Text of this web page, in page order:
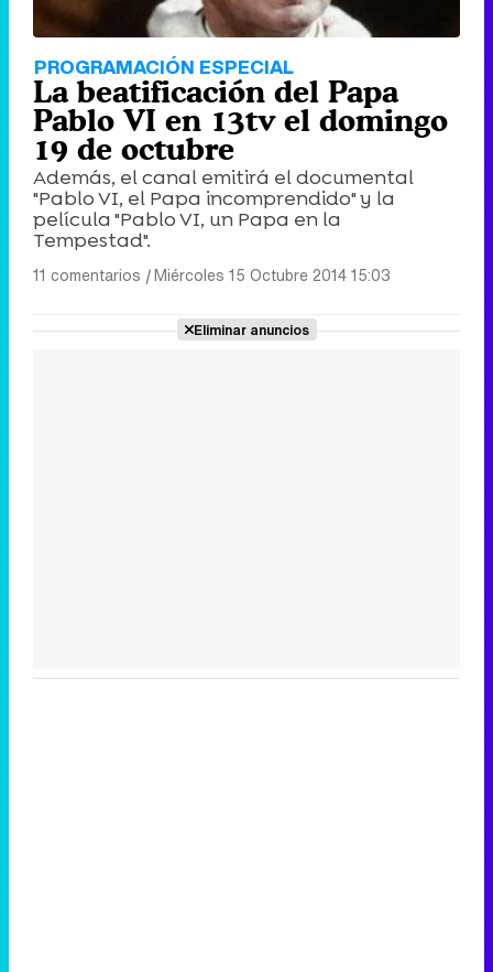
PROGRAMACIÓN ESPECIAL
La beatificación del Papa
Pablo VI en 13tv el domingo
19 de octubre
Además, el canal emitirá el documental
"Pablo VI, el Papa incomprendido" y la
película "Pablo VI, un Papa en la
Tempestad".
11 comentarios |Miércoles 15 Octubre 2014 15:03
Eliminar anuncios